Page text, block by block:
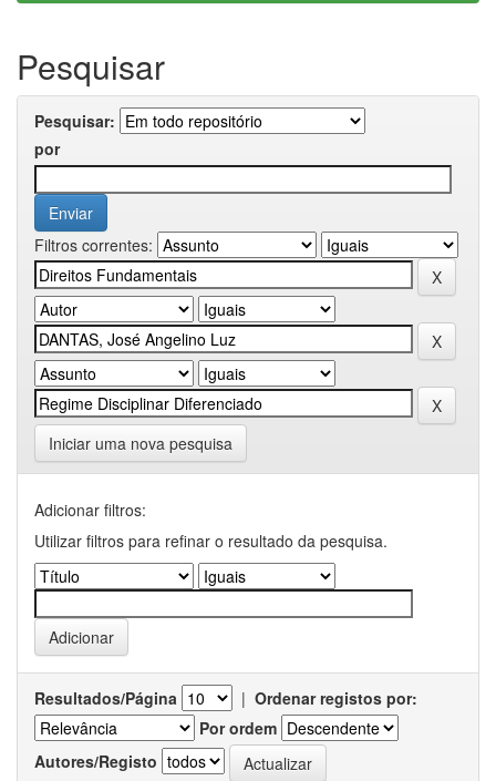
Pesquisar
Pesquisar:
por
Filtros correntes:
Iniciar uma nova pesquisa
Adicionar filtros:
Utilizar filtros para refinar o resultado da pesquisa.
Resultados/Página | Ordenar registos por:
Por ordem
Autores/Registo